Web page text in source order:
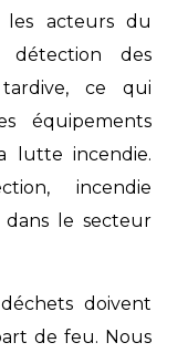
acteurs du
détection des
ce qui
équipements
lutte incendie.
incendie
le secteur
doivent
de feu. Nous